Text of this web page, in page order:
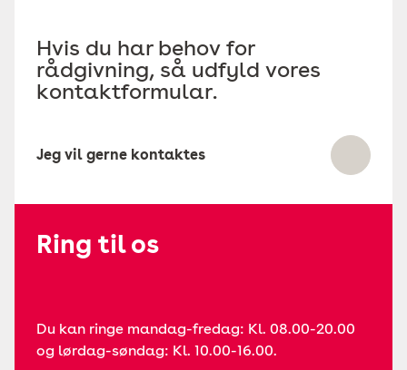
Hvis du har behov for
rådgivning, så udfyld vores
kontaktformular.
Jeg vil gerne kontaktes
Ring til os
Du kan ringe mandag-fredag: Kl. 08.00-20.00
og lørdag-søndag: Kl. 10.00-16.00.